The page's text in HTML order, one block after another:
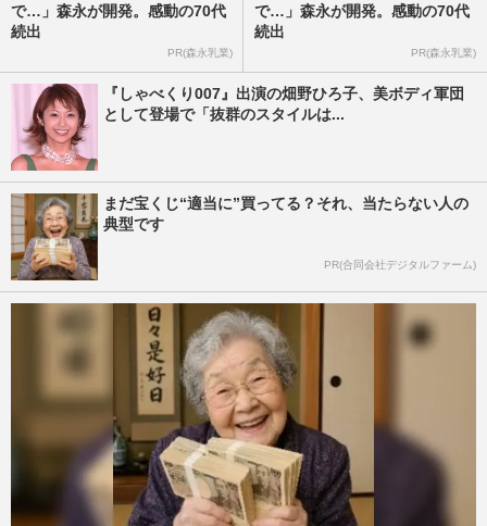
で…」森永が開発。感動の70代
続出
PR(森永乳業)
で…」森永が開発。感動の70代
続出
PR(森永乳業)
『しゃべくり007』出演の畑野ひろ子、美ボディ軍団
として登場で「抜群のスタイルは...
まだ宝くじ“適当に”買ってる？それ、当たらない人の
典型です
PR(合同会社デジタルファーム)